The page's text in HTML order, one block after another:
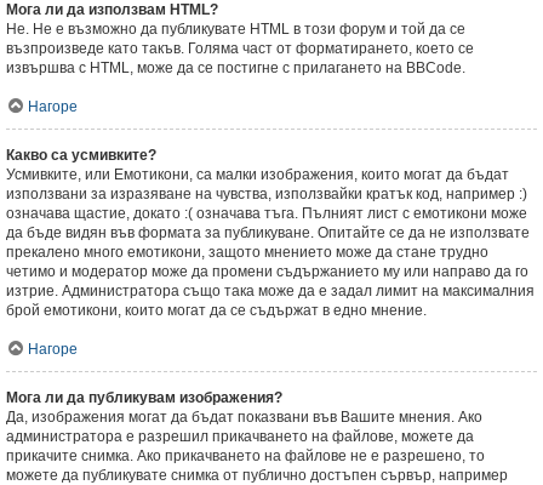
Мога ли да използвам HTML?
Не. Не е възможно да публикувате HTML в този форум и той да се
възпроизведе като такъв. Голяма част от форматирането, което се
извършва с HTML, може да се постигне с прилагането на BBCode.
Нагоре
Какво са усмивките?
Усмивките, или Емотикони, са малки изображения, които могат да бъдат
използвани за изразяване на чувства, използвайки кратък код, например :)
означава щастие, докато :( означава тъга. Пълният лист с емотикони може
да бъде видян във формата за публикуване. Опитайте се да не използвате
прекалено много емотикони, защото мнението може да стане трудно
четимо и модератор може да промени съдържанието му или направо да го
изтрие. Администратора също така може да е задал лимит на максималния
брой емотикони, които могат да се съдържат в едно мнение.
Нагоре
Мога ли да публикувам изображения?
Да, изображения могат да бъдат показвани във Вашите мнения. Ако
администратора е разрешил прикачването на файлове, можете да
прикачите снимка. Ако прикачването на файлове не е разрешено, то
можете да публикувате снимка от публично достъпен сървър, например